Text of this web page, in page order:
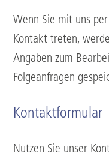
Wenn Sie mit uns
Kontakt treten,
Angaben zum
Folgeanfragen
Kontaktformular
Nutzen Sie unser